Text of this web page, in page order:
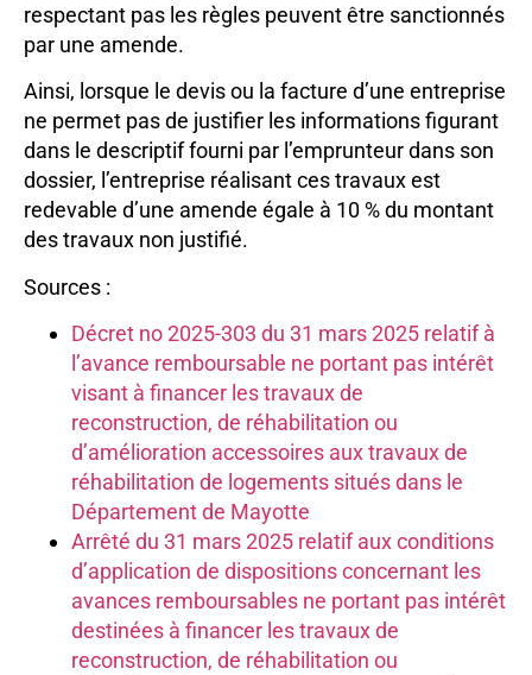
respectant pas les règles peuvent être sanctionnés
par une amende.
Ainsi, lorsque le devis ou la facture d’une entreprise
ne permet pas de justifier les informations figurant
dans le descriptif fourni par l’emprunteur dans son
dossier, l’entreprise réalisant ces travaux est
redevable d’une amende égale à 10 % du montant
des travaux non justifié.
Sources :
Décret no 2025-303 du 31 mars 2025 relatif à
l’avance remboursable ne portant pas intérêt
visant à financer les travaux de
reconstruction, de réhabilitation ou
d’amélioration accessoires aux travaux de
réhabilitation de logements situés dans le
Département de Mayotte
Arrêté du 31 mars 2025 relatif aux conditions
d’application de dispositions concernant les
avances remboursables ne portant pas intérêt
destinées à financer les travaux de
reconstruction, de réhabilitation ou